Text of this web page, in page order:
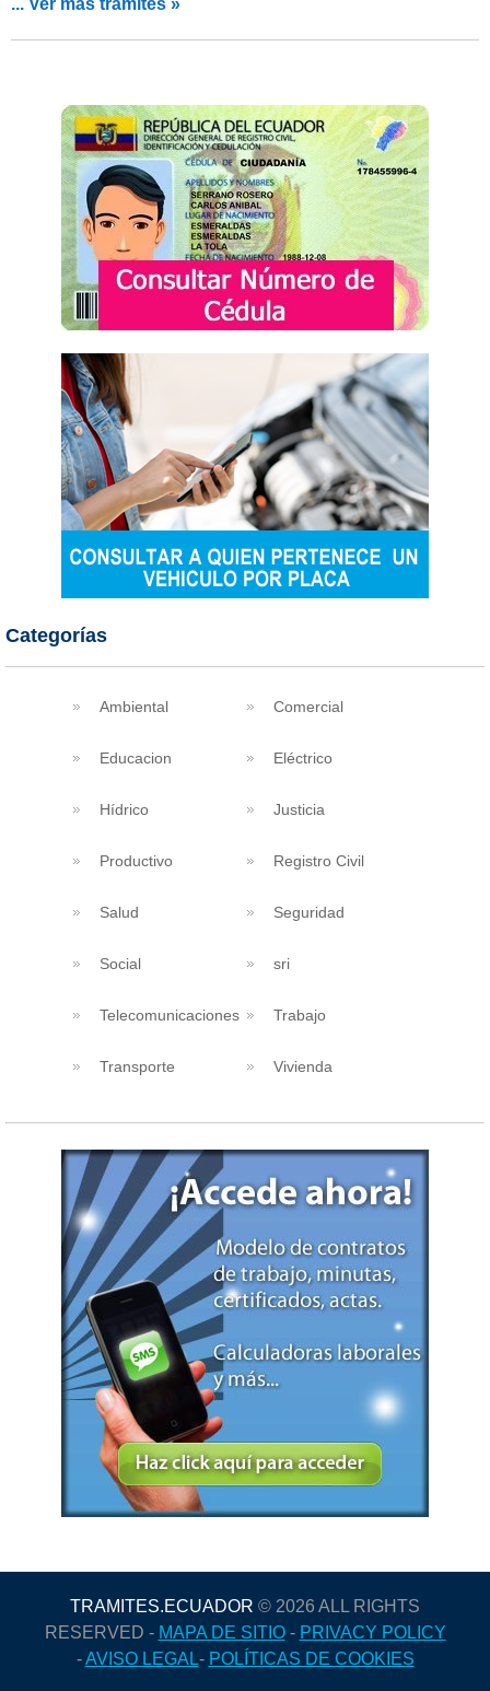
Categorías
Ambiental Comercial
Educacion Eléctrico
Hídrico Justicia
Productivo Registro Civil
Salud Seguridad
Social sri
Telecomunicaciones Trabajo
Transporte Vivienda
TRAMITES.ECUADOR © 2026 ALL RIGHTS
RESERVED - MAPA DE SITIO- PRIVACY POLICY
-AVISO LEGAL- POLÍTICAS DE COOKIES